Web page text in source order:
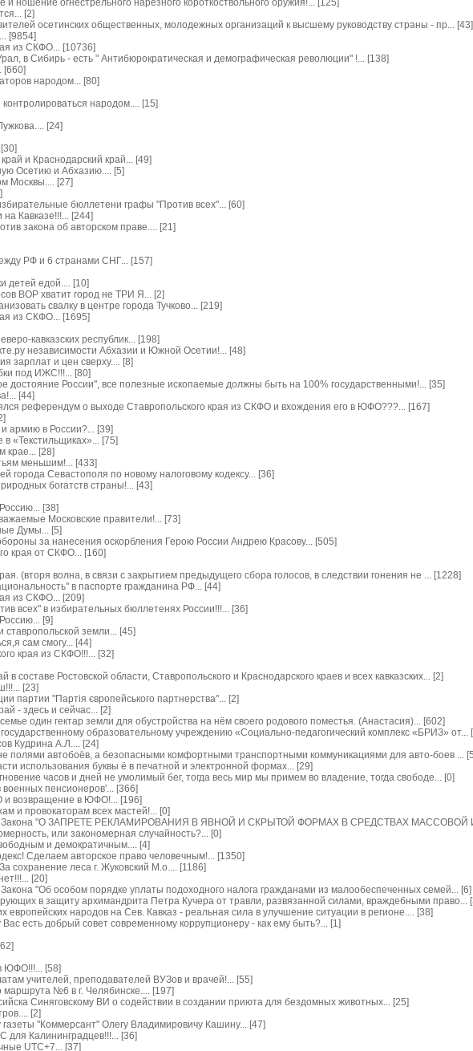
и ношение огнестрельного нарезного короткоствольного оружия!... [125]
[2]
осетинских общественных, молодежных организаций к высшему руководству страны - пр... [43]
[9854]
из СКФО... [10736]
в Сибирь - есть " Антибюрократическая и демографическая революции" !... [138]
[660]
народом... [80]
народом.... [15]
[24]
и Краснодарский край... [49]
Осетию и Абхазию.... [5]
Москвы.... [27]
бюллетени графы "Против всех"... [60]
Кавказе!!!... [244]
закона об авторском праве.... [21]
РФ и 6 странами СНГ... [157]
детей едой.... [10]
ВОР хватит город не ТРИ Я... [2]
свалку в центре города Тучково... [219]
из СКФО... [1695]
кавказских республик... [198]
независимости Абхазии и Южной Осетии!... [48]
зарплат и цен сверху.... [8]
под ИЖС!!!... [80]
достояние России", все полезные ископаемые должны быть на 100% государственными!... [35]
[44]
референдум о выходе Ставропольского края из СКФО и вхождения его в ЮФО???... [167]
армию в России?... [39]
«Текстильщиках»... [75]
крае... [28]
меньшим!... [433]
города Севастополя по новому налоговому кодексу... [36]
богатств страны!... [43]
[38]
Московские правители!... [73]
Думы... [5]
за нанесения оскорбления Герою России Андрею Красову... [505]
края от СКФО... [160]
(вторя волна, в связи с закрытием предыдущего сбора голосов, в следствии гонения не ... [1228]
в паспорте гражданина РФ... [44]
из СКФО... [209]
всех" в избирательных бюллетенях России!!!... [36]
[9]
ставропольской земли... [45]
сам смогу... [44]
края из СКФО!!!... [32]
составе Ростовской области, Ставропольского и Краснодарского краев и всех кавказских... [2]
[23]
партии "Партія європейського партнерства"... [2]
- здесь и сейчас... [2]
один гектар земли для обустройства на нём своего родового поместья. (Анастасия)... [602]
образовательному учреждению «Социально-педагогический комплекс «БРИЗ» от...
Кудрина А.Л.... [24]
полями автобоёв, а безопасными комфортными транспортными коммуникациями для авто-боев ...
использования буквы ё в печатной и электронной формах... [29]
часов и дней не умолимый бег, тогда весь мир мы примем во владение, тогда свободе... [0]
пенсионеров'... [366]
и возвращение в ЮФО!... [196]
и провокаторам всех мастей!... [0]
Закона "О ЗАПРЕТЕ РЕКЛАМИРОВАНИЯ В ЯВНОЙ И СКРЫТОЙ ФОРМАХ В СРЕДСТВАХ
или закономерная случайность?... [0]
и демократичным.... [4]
Сделаем авторское право человечным!... [1350]
сохранение леса г. Жуковский М.о.... [1186]
[20]
"Об особом порядке уплаты подоходного налога гражданами из малообеспеченных семей... [6]
в защиту архимандрита Петра Кучера от травли, развязанной силами, враждебными право...
европейских народов на Сев. Кавказ - реальная сила в улучшение ситуации в регионе.... [38]
есть добрый совет современному коррупционеру - как ему быть?... [1]
ЮФО!!!... [58]
учителей, преподавателей ВУЗов и врачей!... [55]
маршрута №6 в г. Челябинске.... [197]
Синяговскому ВИ о содействии в создании приюта для бездомных животных... [25]
[2]
"Коммерсант" Олегу Владимировичу Кашину... [47]
Калининградцев!!!... [36]
UTC+7... [37]